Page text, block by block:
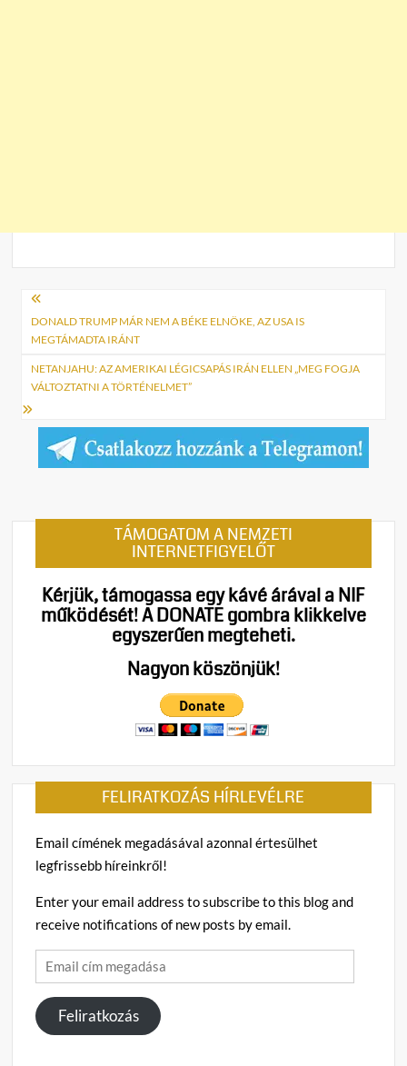
Bejegyzés
navigáció
DONALD TRUMP MÁR NEM A BÉKE ELNÖKE, AZ USA IS
MEGTÁMADTA IRÁNT
NETANJAHU: AZ AMERIKAI LÉGICSAPÁS IRÁN ELLEN „MEG FOGJA
VÁLTOZTATNI A TÖRTÉNELMET”
TÁMOGATOM A NEMZETI
INTERNETFIGYELŐT
Kérjük, támogassa egy kávé árával a NIF
működését!A DONATE gombra klikkelve
egyszerűen megteheti.
Nagyon köszönjük!
FELIRATKOZÁS HÍRLEVÉLRE
Email címének megadásával azonnal értesülhet
legfrissebb híreinkről!
Enter your email address to subscribe to this blog and
receive notifications of new posts by email.
Email
cím
megadása
Feliratkozás